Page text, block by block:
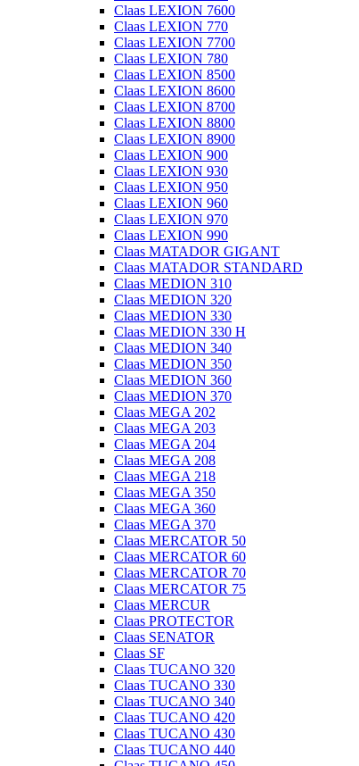
Claas LEXION 7600
Claas LEXION 770
Claas LEXION 7700
Claas LEXION 780
Claas LEXION 8500
Claas LEXION 8600
Claas LEXION 8700
Claas LEXION 8800
Claas LEXION 8900
Claas LEXION 900
Claas LEXION 930
Claas LEXION 950
Claas LEXION 960
Claas LEXION 970
Claas LEXION 990
Claas MATADOR GIGANT
Claas MATADOR STANDARD
Claas MEDION 310
Claas MEDION 320
Claas MEDION 330
Claas MEDION 330 H
Claas MEDION 340
Claas MEDION 350
Claas MEDION 360
Claas MEDION 370
Claas MEGA 202
Claas MEGA 203
Claas MEGA 204
Claas MEGA 208
Claas MEGA 218
Claas MEGA 350
Claas MEGA 360
Claas MEGA 370
Claas MERCATOR 50
Claas MERCATOR 60
Claas MERCATOR 70
Claas MERCATOR 75
Claas MERCUR
Claas PROTECTOR
Claas SENATOR
Claas SF
Claas TUCANO 320
Claas TUCANO 330
Claas TUCANO 340
Claas TUCANO 420
Claas TUCANO 430
Claas TUCANO 440